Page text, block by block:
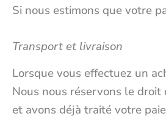
Si nous estimons que votre
Transport et livraison
Lorsque vous effectuez un
Nous nous réservons le
et avons déjà traité votre